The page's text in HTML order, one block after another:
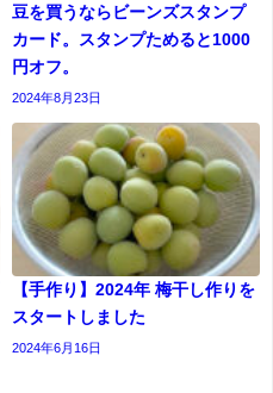
豆を買うならビーンズスタンプ
カード。スタンプためると1000
円オフ。
2024年8月23日
【手作り】2024年 梅干し作りを
スタートしました
2024年6月16日